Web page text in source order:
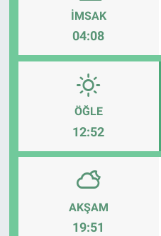
İMSAK
04:08
ÖĞLE
12:52
AKŞAM
19:51
Yaşam
Tarım